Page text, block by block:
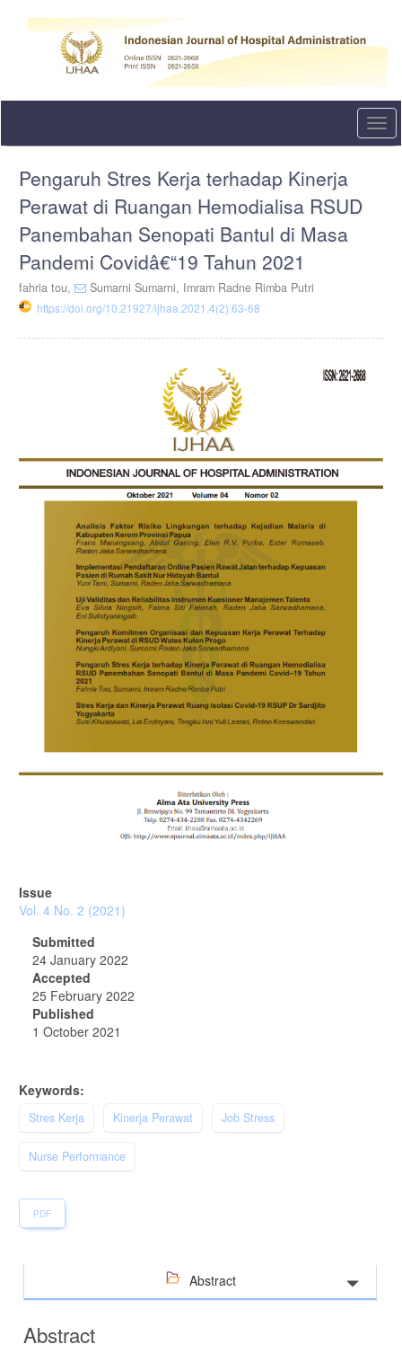
Main
Content
Pengaruh Stres Kerja terhadap Kinerja
Perawat di Ruangan Hemodialisa RSUD
Panembahan Senopati Bantul di Masa
Pandemi Covidâ€“19 Tahun 2021
fahria tou, Sumarni Sumarni, Imram Radne Rimba Putri
https://doi.org/10.21927/ijhaa.2021.4(2).63-68
Issue
Vol. 4 No. 2 (2021)
Submitted
24 January 2022
Accepted
25 February 2022
Published
1 October 2021
Keywords:
Stres Kerja Kinerja Perawat Job Stress
Nurse Performance
PDF
Abstract
Abstract